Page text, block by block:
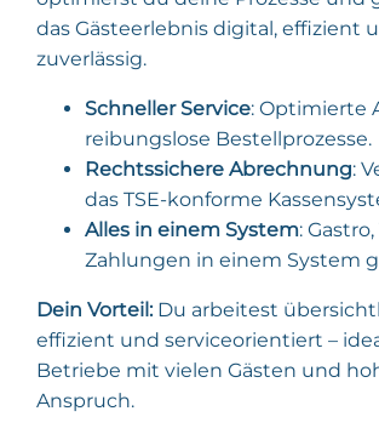
das Gästeerlebnis digital, effizient
zuverlässig.
Schneller Service: Optimierte
reibungslose Bestellprozesse.
Rechtssichere Abrechnung:
das TSE-konforme
Alles in einem System:
Zahlungen in einem System
Dein Vorteil:Du arbeitest
effizient und serviceorientiert –
Betriebe mit vielen Gästen und
Anspruch.